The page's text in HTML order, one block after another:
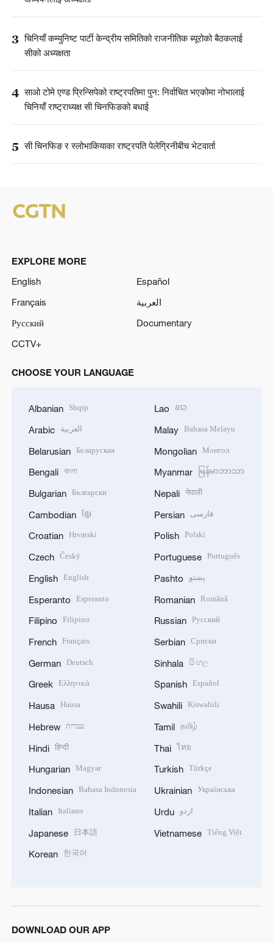
3 चिनियाँ कम्युनिष्ट पार्टी केन्द्रीय समितिको राजनीतिक ब्यूरोको बैठकलाई
सीको अध्यक्षता
4 साओ टोमे एण्ड प्रिन्सिपेको राष्ट्रपतिमा पुन: निर्वाचित भएकोमा नोभालाई
चिनियाँ राष्ट्राध्यक्ष सी चिनफिङको बधाई
5 सी चिनफिङ र स्लोभाकियाका राष्ट्रपति पेलेग्रिनीबीच भेटवार्ता
EXPLORE MORE
English
Español
Français
العربية
Русский
Documentary
CCTV+
CHOOSE YOUR LANGUAGE
Albanian Shqip
Arabic العربية
Belarusian Беларуская
Bengali বাংলা
Bulgarian Български
Cambodian ខ្មែរ
Croatian Hrvatski
Czech Český
English English
Esperanto Esperanto
Filipino Filipino
French Français
German Deutsch
Greek Ελληνικά
Hausa Hausa
Hebrew עברית
Hindi हिन्दी
Hungarian Magyar
Indonesian Bahasa Indonesia
Italian Italiano
Japanese 日本語
Korean 한국어
Lao ລາວ
Malay Bahasa Melayu
Mongolian Монгол
Myanmar မြန်မာဘာသာ
Nepali नेपाली
Persian فارسی
Polish Polski
Portuguese Português
Pashto پښتو
Romanian Română
Russian Русский
Serbian Српски
Sinhala සිංහල
Spanish Español
Swahili Kiswahili
Tamil தமிழ்
Thai ไทย
Turkish Türkçe
Ukrainian Українська
Urdu اردو
Vietnamese Tiếng Việt
DOWNLOAD OUR APP